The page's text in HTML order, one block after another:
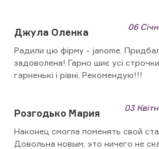
Джула Оленка 06
Радили цю фірму - janome.
задоволена! Гарно шиє усі
гарненькі і рівні, Рекомендую!!!
Розгодько Мария 03
Наконец смогла поменять свой
Довольна новым, это ничего не